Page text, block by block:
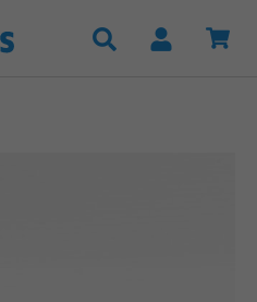
Suche